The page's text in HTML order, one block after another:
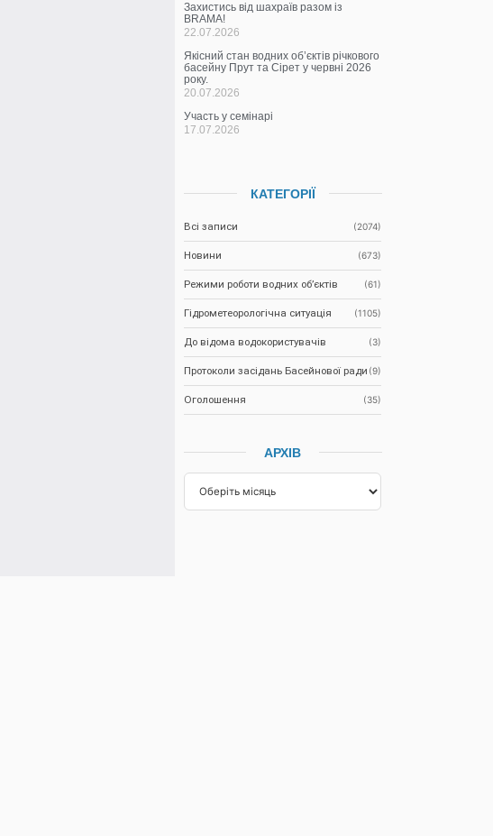
Захистись від шахраїв разом із
BRAMA!
22.07.2026
Якісний стан водних об’єктів річкового
басейну Прут та Сірет у червні 2026
року.
20.07.2026
Участь у семінарі
17.07.2026
КАТЕГОРІЇ
Всі записи (2074)
Новини (673)
Режими роботи водних об’єктів (61)
Гідрометеорологічна ситуація (1105)
До відома водокористувачів (3)
Протоколи засідань Басейнової ради (9)
Оголошення (35)
АРХІВ